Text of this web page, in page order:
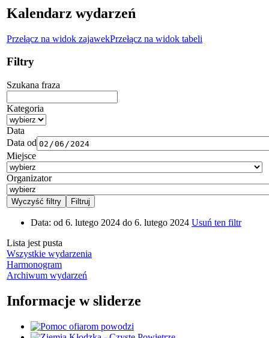
Kalendarz wydarzeń
Przełącz na widok zajawekPrzełącz na widok tabeli
Filtry
Szukana fraza
Kategoria
Data
Data od
Miejsce
Organizator
Data: od 6. lutego 2024 do 6. lutego 2024 Usuń ten filtr
Lista jest pusta
Wszystkie wydarzenia
Harmonogram
Archiwum wydarzeń
Informacje w sliderze